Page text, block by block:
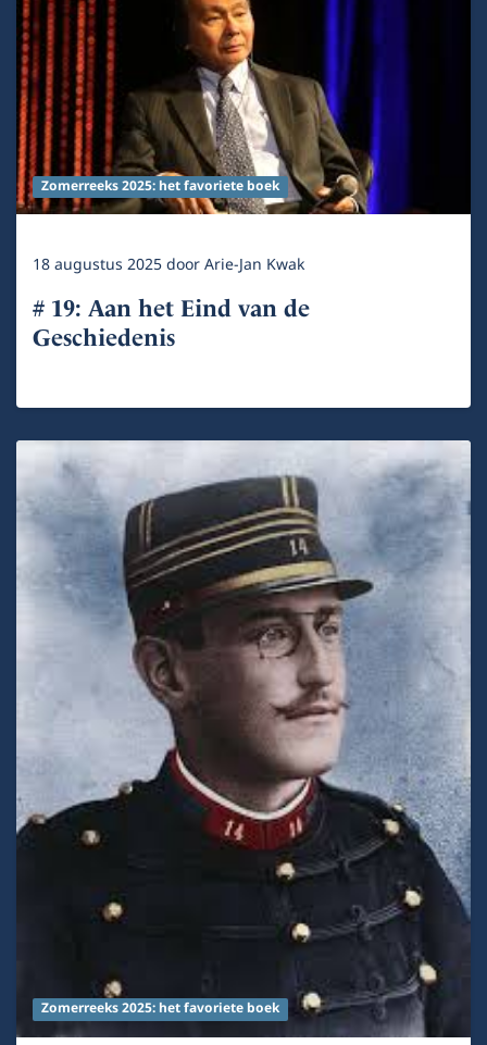
Zomerreeks 2025: het favoriete boek
18 augustus 2025doorArie-Jan Kwak
# 19: Aan het Eind van de
Geschiedenis
Zomerreeks 2025: het favoriete boek